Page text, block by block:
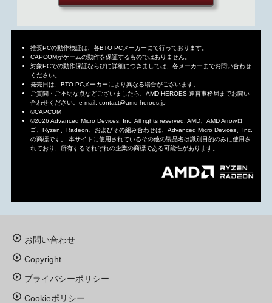
推奨PCの動作検証は、各BTO PCメーカーにて行っております。
CAPCOMがゲームの動作を保証するものではありません。
対象PCでの動作保証ならびに詳細につきましては、各メーカーまでお問い合わせ
ください。
発売日は、BTO PCメーカーにより異なる場合がございます。
ご質問・ご不明な点などございましたら、AMD HEROES 運営事務局までお問い
合わせください。e-mail: contact@amd-heroes.jp
©CAPCOM
©2026 Advanced Micro Devices, Inc. All rights reserved. AMD、AMD Arrowロ
ゴ、Ryzen、Radeon、およびその組み合わせは、Advanced Micro Devices、Inc.
の商標です。 本サイトに使用されているその他の製品名は識別目的のみに使用さ
れており、所有するそれぞれの企業の商標である可能性があります。
お問い合わせ
Copyright
プライバシーポリシー
Cookieポリシー